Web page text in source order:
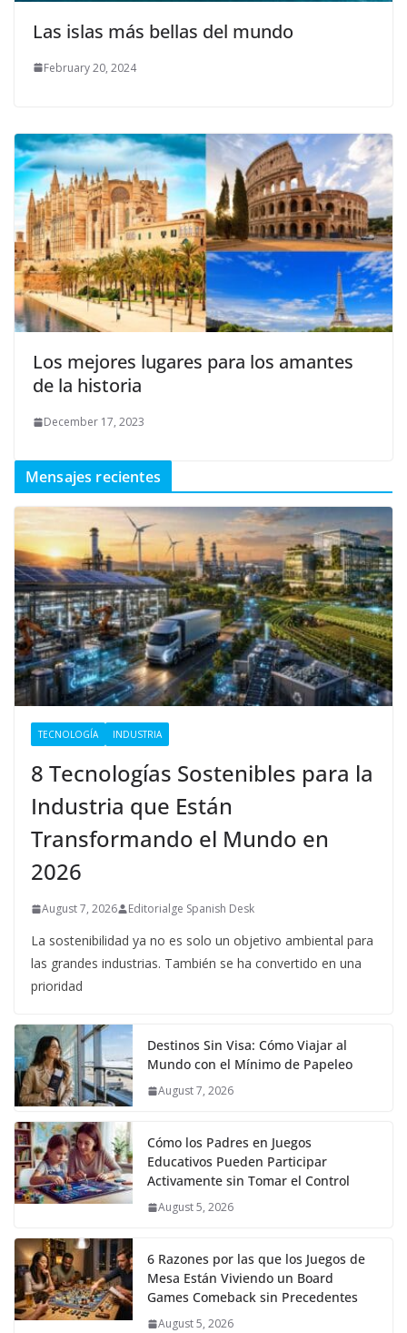
Las islas más bellas del mundo
February 20, 2024
Los mejores lugares para los amantes
de la historia
December 17, 2023
Mensajes recientes
TECNOLOGÍA INDUSTRIA
8 Tecnologías Sostenibles para la
Industria que Están
Transformando el Mundo en
2026
August 7, 2026 Editorialge Spanish Desk
La sostenibilidad ya no es solo un objetivo ambiental para
las grandes industrias. También se ha convertido en una
prioridad
Destinos Sin Visa: Cómo Viajar al
Mundo con el Mínimo de Papeleo
August 7, 2026
Cómo los Padres en Juegos
Educativos Pueden Participar
Activamente sin Tomar el Control
August 5, 2026
6 Razones por las que los Juegos de
Mesa Están Viviendo un Board
Games Comeback sin Precedentes
August 5, 2026